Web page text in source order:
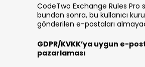
CodeTwo Exchange Rules Pro
bundan sonra, bu kullanıcı
gönderilen e-postaları
GDPR/KVKK’ya uygun e-
pazarlaması